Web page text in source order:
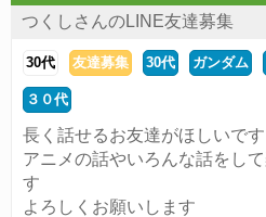
つくしさんのLINE友達募集
30代 友達募集 30代 ガンダム
３０代
長く話せるお友達がほしいです
アニメの話やいろんな話をし
す
よろしくお願いします